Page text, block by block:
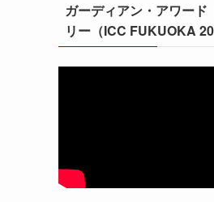
ガーディアン・アワード
リー（ICC FUKUOKA